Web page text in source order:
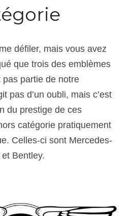
défiler, mais vous avez
que trois des emblèmes
partie de notre
pas d’un oubli, mais c’est
du prestige de ces
catégorie pratiquement
Celles-ci sont Mercedes-
Bentley.